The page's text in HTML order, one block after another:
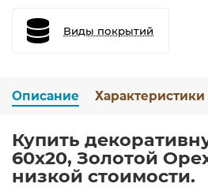
Виды покрытий
Описание Характеристики
Купить
60х20, Золотой
низкой стоимости.